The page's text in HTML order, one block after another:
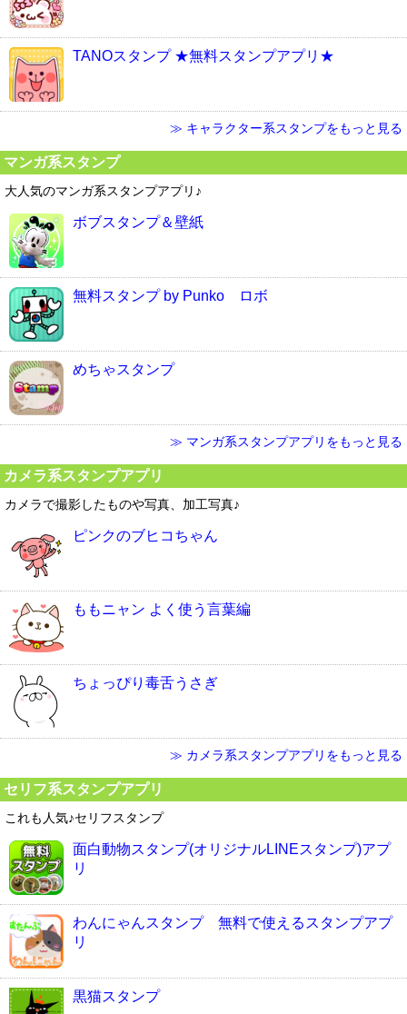
TANOスタンプ ★無料スタンプアプリ★
≫ キャラクター系スタンプをもっと見る
マンガ系スタンプ
大人気のマンガ系スタンプアプリ♪
ボブスタンプ＆壁紙
無料スタンプ by Punko ロボ
めちゃスタンプ
≫ マンガ系スタンプアプリをもっと見る
カメラ系スタンプアプリ
カメラで撮影したものや写真、加工写真♪
ピンクのブヒコちゃん
ももニャン よく使う言葉編
ちょっぴり毒舌うさぎ
≫ カメラ系スタンプアプリをもっと見る
セリフ系スタンプアプリ
これも人気♪セリフスタンプ
面白動物スタンプ(オリジナルLINEスタンプ)アプ
リ
わんにゃんスタンプ 無料で使えるスタンプアプ
リ
黒猫スタンプ